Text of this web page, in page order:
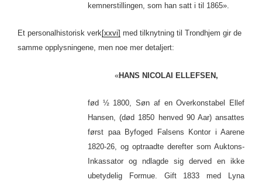
kemnerstillingen, som han satt i til 1865».
Et personalhistorisk verk[xxvi] med tilknytning til Trondhjem gir de
samme opplysningene, men noe mer detaljert:
«HANS NICOLAI ELLEFSEN,
fød ½ 1800, Søn af en Overkonstabel Ellef
Hansen, (død 1850 henved 90 Aar) ansattes
først paa Byfoged Falsens Kontor i Aarene
1820-26, og optraadte derefter som Auktons-
Inkassator og ndlagde sig derved en ikke
ubetydelig Formue. Gift 1833 med Lyna